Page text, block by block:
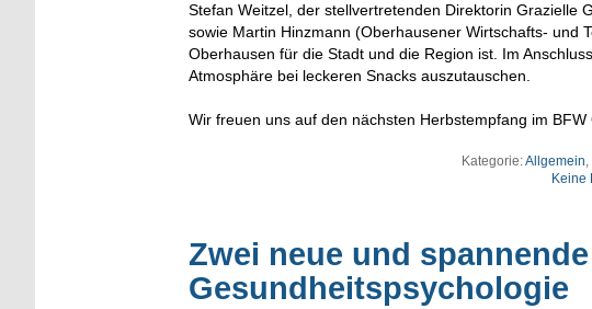
Stefan Weitzel, der stellvertretenden Direktorin Grazielle
sowie Martin Hinzmann (Oberhausener Wirtschafts- und
Oberhausen für die Stadt und die Region ist. Im
Atmosphäre bei leckeren Snacks auszutauschen.
Wir freuen uns auf den nächsten Herbstempfang im BFW
Kategorie:Allgemein,
Keine
Zwei neue und
Gesundheitspsychologie